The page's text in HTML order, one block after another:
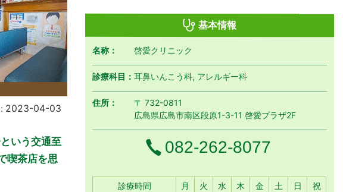
2023-04-03
いう交通至
喫茶店を思
基本情報
名称： 啓愛クリニック
診療科目：耳鼻いんこう科, アレルギー科
住所：
〒 732-0811
広島県広島市南区段原1-3-11 啓愛プラザ2F
電話番号
082-262-8077
診療時間 月 月曜日
火 火曜日
水 水曜日
木 木曜日
金金曜日
土土曜日
日 日曜日
祝